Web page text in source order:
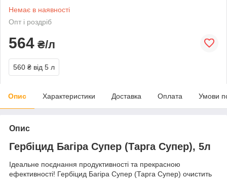
Немає в наявності
Опт і роздріб
564 ₴/л
560 ₴ від 5 л
Опис Характеристики Доставка Оплата Умови
Опис
Гербіцид Багіра Супер (Тарга Супер), 5л
Ідеальне поєднання продуктивності та прекрасною
ефективності! Гербіцид Багіра Супер (Тарга Супер) очистить